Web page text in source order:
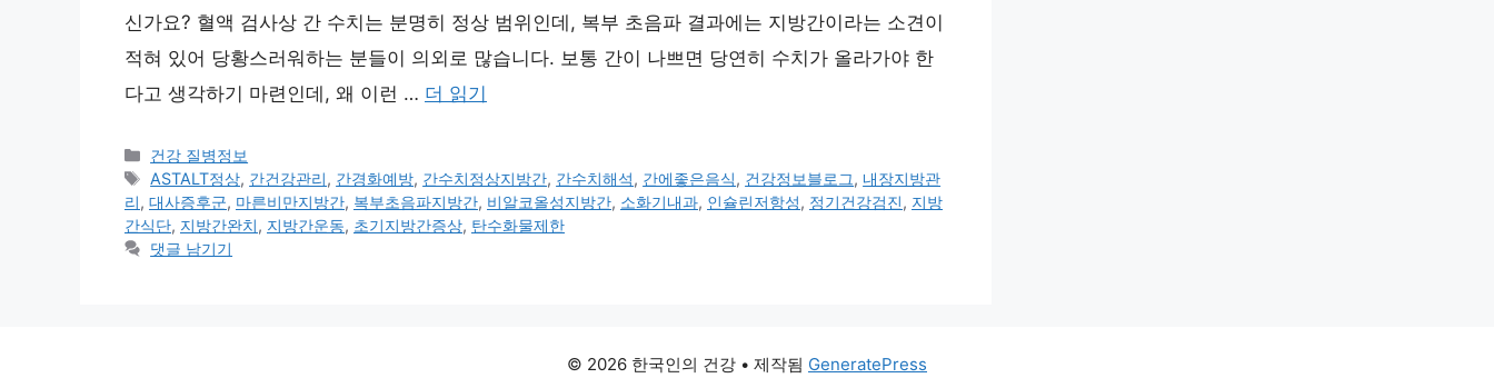
신가요? 혈액 검사상 간 수치는 분명히 정상 범위인데, 복부 초음파 결과에는 지방간이라는 소견이
적혀 있어 당황스러워하는 분들이 의외로 많습니다. 보통 간이 나쁘면 당연히 수치가 올라가야 한
다고 생각하기 마련인데, 왜 이런 … 더 읽기
카
테
고
리
건강 질병정보
태
그
ASTALT정상, 간건강관리, 간경화예방, 간수치정상지방간, 간수치해석, 간에좋은음식, 건강정보블로그, 내장지방관
리, 대사증후군, 마른비만지방간, 복부초음파지방간, 비알코올성지방간, 소화기내과, 인슐린저항성, 정기건강검진, 지방
간식단, 지방간완치, 지방간운동, 초기지방간증상, 탄수화물제한
댓글 남기기
© 2026 한국인의 건강 • 제작됨 GeneratePress